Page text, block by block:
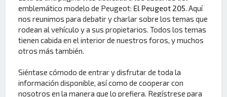
emblemático modelo de Peugeot: El Peugeot 205. Aquí
nos reunimos para debatir y charlar sobre los temas que
rodean al vehículo y a sus propietarios. Todos los temas
tienen cabida en el interior de nuestros foros, y muchos
otros más también.
Siéntase cómodo de entrar y disfrutar de toda la
información disponible, así como de cooperar con
nosotros en la manera que lo prefiera. Regístrese para